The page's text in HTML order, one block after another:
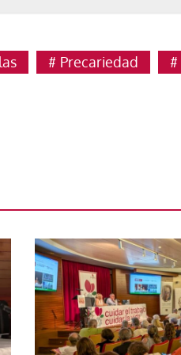
Precariedad